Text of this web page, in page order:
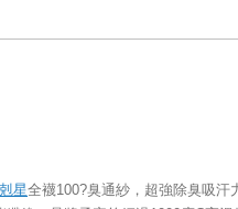
星全襪100?臭通紗，超強除臭吸汗